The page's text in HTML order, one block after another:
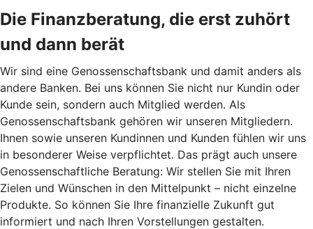
Die Finanzberatung, die erst zuhört
und dann berät
Wir sind eine Genossenschaftsbank und damit anders als
andere Banken. Bei uns können Sie nicht nur Kundin oder
Kunde sein, sondern auch Mitglied werden. Als
Genossenschaftsbank gehören wir unseren Mitgliedern.
Ihnen sowie unseren Kundinnen und Kunden fühlen wir uns
in besonderer Weise verpflichtet. Das prägt auch unsere
Genossenschaftliche Beratung: Wir stellen Sie mit Ihren
Zielen und Wünschen in den Mittelpunkt – nicht einzelne
Produkte. So können Sie Ihre finanzielle Zukunft gut
informiert und nach Ihren Vorstellungen gestalten.